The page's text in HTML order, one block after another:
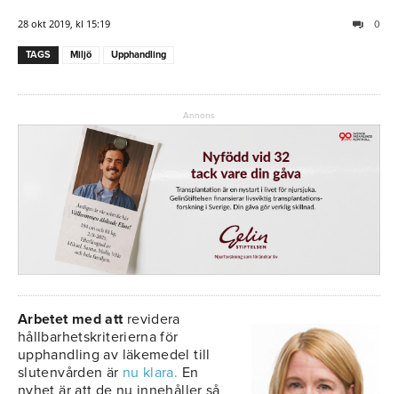
28 okt 2019, kl 15:19 0
TAGS Miljö Upphandling
Annons
Arbetet med attrevidera
hållbarhetskriterierna för
upphandling av läkemedel till
slutenvården är nu klara. En